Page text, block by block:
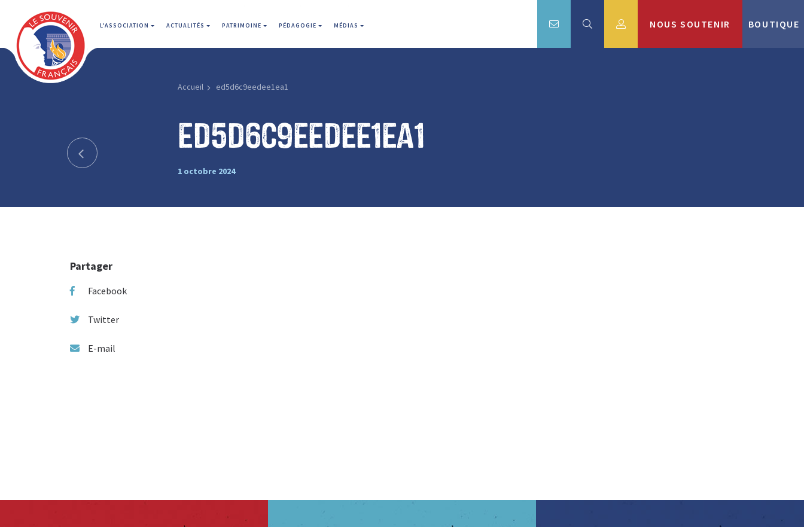
L'ASSOCIATION ACTUALITÉS PATRIMOINE PÉDAGOGIE MÉDIAS NOUS SOUTENIR BOUTIQUE
Accueil ed5d6c9eedee1ea1
ed5d6c9eedee1ea1
1 octobre 2024
Partager
Facebook
Twitter
E-mail